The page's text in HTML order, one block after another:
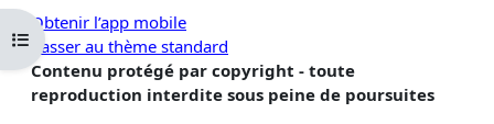
Ouvrir l’index du cours
Obtenir l’app mobile
Passer au thème standard
Contenu protégé par copyright - toute
reproduction interdite sous peine de poursuites